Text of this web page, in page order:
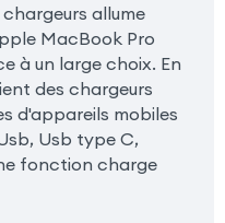
allume
MacBook Pro
à un large choix. En
des chargeurs
d'appareils mobiles
Usb type C,
fonction charge